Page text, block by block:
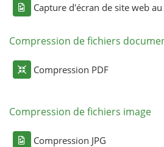
Capture d'écran de site web
Compression de fichiers
Compression PDF
Compression de fichiers image
Compression JPG